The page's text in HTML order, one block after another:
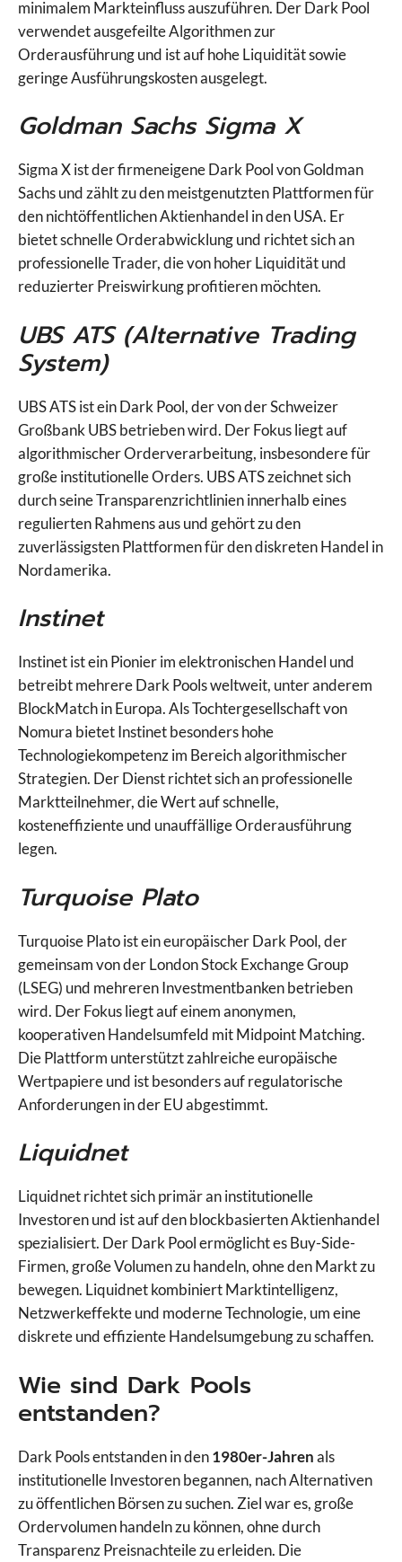
minimalem Markteinfluss auszuführen. Der Dark Pool
verwendet ausgefeilte Algorithmen zur
Orderausführung und ist auf hohe Liquidität sowie
geringe Ausführungskosten ausgelegt.
Goldman Sachs Sigma X
Sigma X ist der firmeneigene Dark Pool von Goldman
Sachs und zählt zu den meistgenutzten Plattformen für
den nichtöffentlichen Aktienhandel in den USA. Er
bietet schnelle Orderabwicklung und richtet sich an
professionelle Trader, die von hoher Liquidität und
reduzierter Preiswirkung profitieren möchten.
UBS ATS (Alternative Trading
System)
UBS ATS ist ein Dark Pool, der von der Schweizer
Großbank UBS betrieben wird. Der Fokus liegt auf
algorithmischer Orderverarbeitung, insbesondere für
große institutionelle Orders. UBS ATS zeichnet sich
durch seine Transparenzrichtlinien innerhalb eines
regulierten Rahmens aus und gehört zu den
zuverlässigsten Plattformen für den diskreten Handel in
Nordamerika.
Instinet
Instinet ist ein Pionier im elektronischen Handel und
betreibt mehrere Dark Pools weltweit, unter anderem
BlockMatch in Europa. Als Tochtergesellschaft von
Nomura bietet Instinet besonders hohe
Technologiekompetenz im Bereich algorithmischer
Strategien. Der Dienst richtet sich an professionelle
Marktteilnehmer, die Wert auf schnelle,
kosteneffiziente und unauffällige Orderausführung
legen.
Turquoise Plato
Turquoise Plato ist ein europäischer Dark Pool, der
gemeinsam von der London Stock Exchange Group
(LSEG) und mehreren Investmentbanken betrieben
wird. Der Fokus liegt auf einem anonymen,
kooperativen Handelsumfeld mit Midpoint Matching.
Die Plattform unterstützt zahlreiche europäische
Wertpapiere und ist besonders auf regulatorische
Anforderungen in der EU abgestimmt.
Liquidnet
Liquidnet richtet sich primär an institutionelle
Investoren und ist auf den blockbasierten Aktienhandel
spezialisiert. Der Dark Pool ermöglicht es Buy-Side-
Firmen, große Volumen zu handeln, ohne den Markt zu
bewegen. Liquidnet kombiniert Marktintelligenz,
Netzwerkeffekte und moderne Technologie, um eine
diskrete und effiziente Handelsumgebung zu schaffen.
Wie sind Dark Pools
entstanden?
Dark Pools entstanden in den1980er-Jahrenals
institutionelle Investoren begannen, nach Alternativen
zu öffentlichen Börsen zu suchen. Ziel war es, große
Ordervolumen handeln zu können, ohne durch
Transparenz Preisnachteile zu erleiden. Die